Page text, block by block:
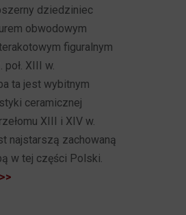
dziedziniec
obwodowym
figuralnym
XIII w.
ta jest wybitnym
ceramicznej
XIII i XIV w.
najstarszą zachowaną
w tej części Polski.